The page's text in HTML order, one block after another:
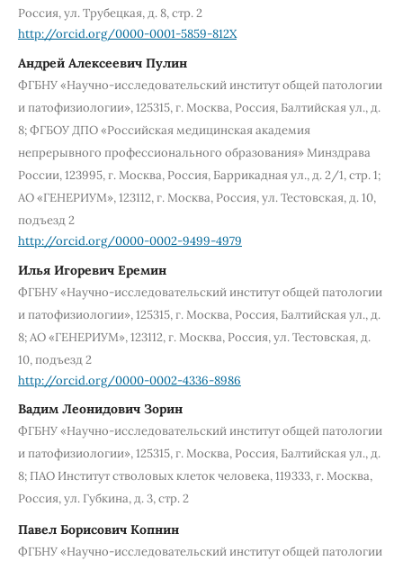
Россия, ул. Трубецкая, д. 8, стр. 2
http://orcid.org/0000-0001-5859-812X
Андрей Алексеевич Пулин
ФГБНУ «Научно-исследовательский институт общей патологии
и патофизиологии», 125315, г. Москва, Россия, Балтийская ул., д.
8; ФГБОУ ДПО «Российская медицинская академия
непрерывного профессионального образования» Минздрава
России, 123995, г. Москва, Россия, Баррикадная ул., д. 2/1, стр. 1;
АО «ГЕНЕРИУМ», 123112, г. Москва, Россия, ул. Тестовская, д. 10,
подъезд 2
http://orcid.org/0000-0002-9499-4979
Илья Игоревич Еремин
ФГБНУ «Научно-исследовательский институт общей патологии
и патофизиологии», 125315, г. Москва, Россия, Балтийская ул., д.
8; АО «ГЕНЕРИУМ», 123112, г. Москва, Россия, ул. Тестовская, д.
10, подъезд 2
http://orcid.org/0000-0002-4336-8986
Вадим Леонидович Зорин
ФГБНУ «Научно-исследовательский институт общей патологии
и патофизиологии», 125315, г. Москва, Россия, Балтийская ул., д.
8; ПАО Институт стволовых клеток человека, 119333, г. Москва,
Россия, ул. Губкина, д. 3, стр. 2
Павел Борисович Копнин
ФГБНУ «Научно-исследовательский институт общей патологии